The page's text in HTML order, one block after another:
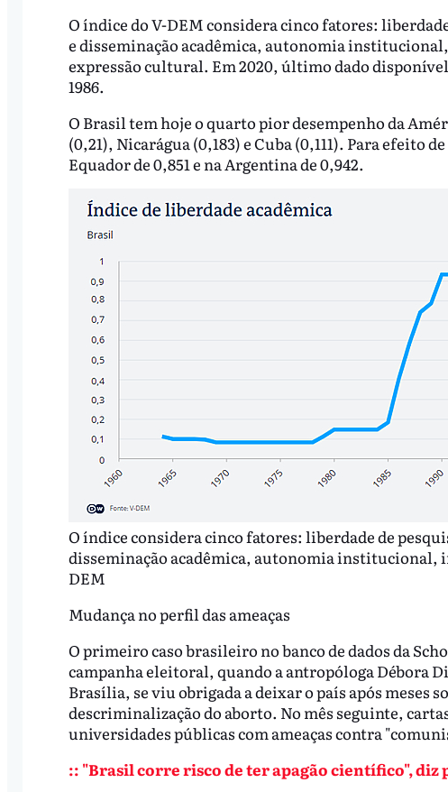
O índice do V-DEM considera cinco fatores:
e disseminação acadêmica, autonomia
expressão cultural. Em 2020, último dado
1986.
O Brasil tem hoje o quarto pior desempenho da
(0,21), Nicarágua (0,183) e Cuba (0,111). Para efeito
Equador de 0,851 e na Argentina de 0,942.
O índice considera cinco fatores: liberdade de
disseminação acadêmica, autonomia institucional,
DEM
Mudança no perfil das ameaças
O primeiro caso brasileiro no banco de dados da
campanha eleitoral, quando a antropóloga Débora
Brasília, se viu obrigada a deixar o país após meses
descriminalização do aborto. No mês seguinte,
universidades públicas com ameaças contra
:: "Brasil corre risco de ter apagão científico", diz